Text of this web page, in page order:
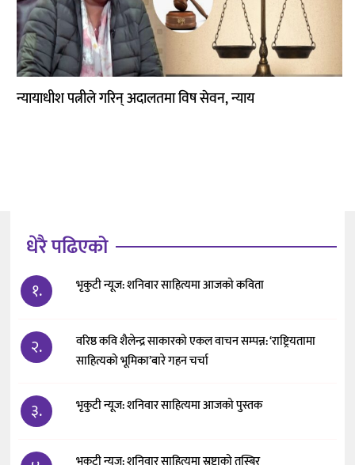
न्यायाधीश पत्नीले गरिन् अदालतमा विष सेवन, न्याय
धेरै पढिएको
१. भृकुटी न्यूज: शनिवार साहित्यमा आजको कविता
२.
वरिष्ठ कवि शैलेन्द्र साकारको एकल वाचन सम्पन्न: ‘राष्ट्रियतामा
साहित्यको भूमिका’बारे गहन चर्चा
३. भृकुटी न्यूज: शनिवार साहित्यमा आजको पुस्तक